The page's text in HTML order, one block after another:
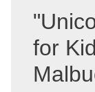
for